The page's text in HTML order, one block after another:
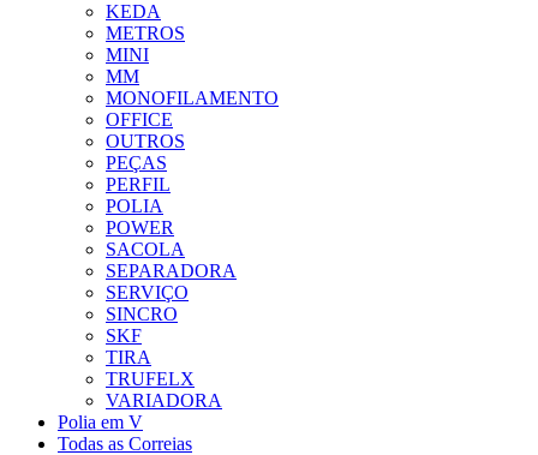
KEDA
METROS
MINI
MM
MONOFILAMENTO
OFFICE
OUTROS
PEÇAS
PERFIL
POLIA
POWER
SACOLA
SEPARADORA
SERVIÇO
SINCRO
SKF
TIRA
TRUFELX
VARIADORA
Polia em V
Todas as Correias